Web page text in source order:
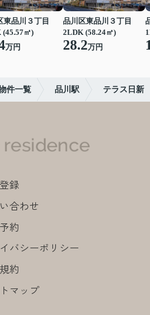
東品川３丁目
(45.57㎡)
万円
品川区東品川３丁目
2LDK (58.24㎡)
28.2万円
件一覧 品川駅 テラス日新
録
合わせ
約
バシーポリシー
約
マップ